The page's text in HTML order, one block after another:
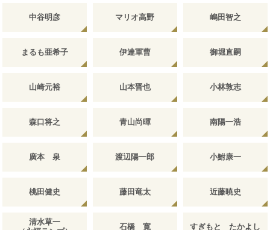
中谷明彦 マリオ高野 嶋田智之
まるも亜希子 伊達軍曹 御堀直嗣
山崎元裕 山本晋也 小林敦志
森口将之 青山尚暉 南陽一浩
廣本 泉 渡辺陽一郎 小鮒康一
桃田健史 藤田竜太 近藤暁史
清水草一
石橋 寛 すぎもと たかよし